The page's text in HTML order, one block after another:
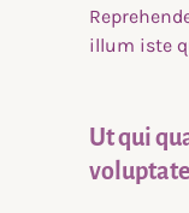
illum iste
Ut qui